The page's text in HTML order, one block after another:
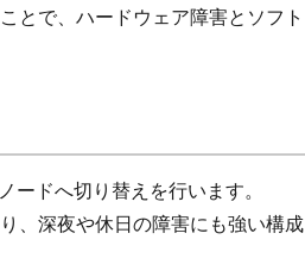
とで、ハードウェア障害とソフト
ードへ切り替えを行います。
、深夜や休日の障害にも強い構成